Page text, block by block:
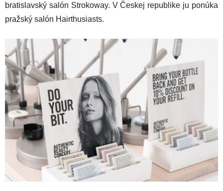
bratislavský salón Strokoway. V Českej republike ju ponúka
pražský salón Hairthusiasts.